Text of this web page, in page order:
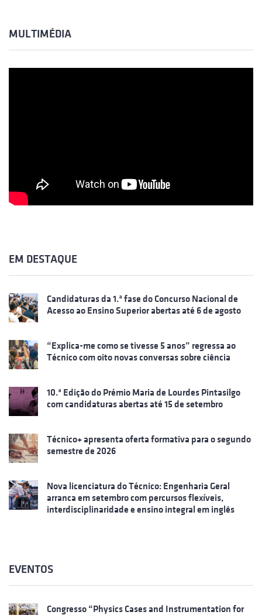
MULTIMÉDIA
EM DESTAQUE
Candidaturas da 1.ª fase do Concurso Nacional de
Acesso ao Ensino Superior abertas até 6 de agosto
“Explica-me como se tivesse 5 anos” regressa ao
Técnico com oito novas conversas sobre ciência
10.ª Edição do Prémio Maria de Lourdes Pintasilgo
com candidaturas abertas até 15 de setembro
Técnico+ apresenta oferta formativa para o segundo
semestre de 2026
Nova licenciatura do Técnico: Engenharia Geral
arranca em setembro com percursos flexíveis,
interdisciplinaridade e ensino integral em inglês
EVENTOS
Congresso “Physics Cases and Instrumentation for